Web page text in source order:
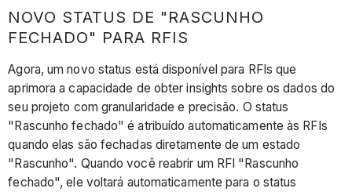
NOVO STATUS DE "RASCUNHO
FECHADO" PARA RFIS
Agora, um novo status está disponível para RFIs que
aprimora a capacidade de obter insights sobre os dados do
seu projeto com granularidade e precisão. O status
"Rascunho fechado" é atribuído automaticamente às RFIs
quando elas são fechadas diretamente de um estado
"Rascunho". Quando você reabrir um RFI "Rascunho
fechado", ele voltará automaticamente para o status